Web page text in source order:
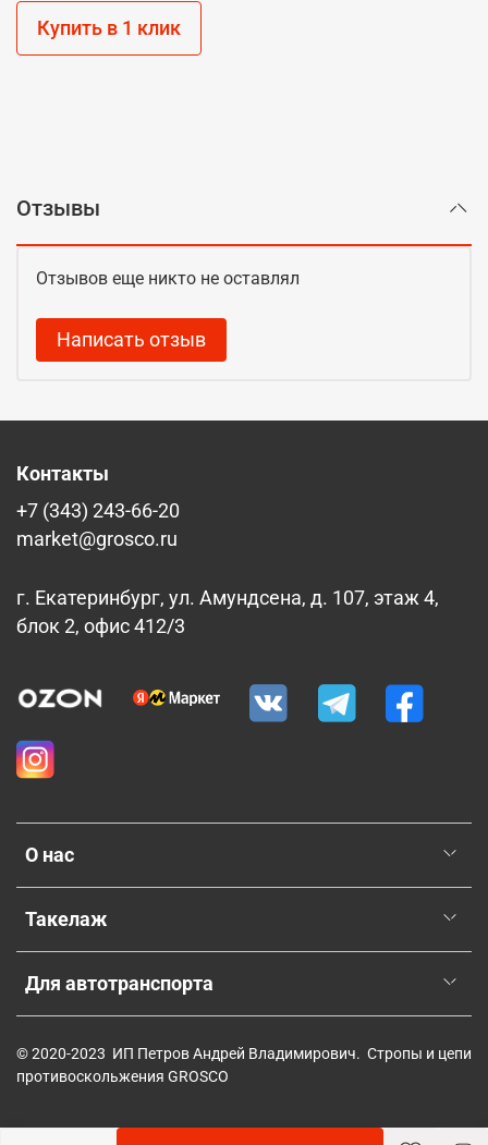
Купить в 1 клик
Отзывы
Отзывов еще никто не оставлял
Написать отзыв
О нас
Такелаж
Для автотранспорта
Контакты
+7 (343) 243-66-20
market@grosco.ru
г. Екатеринбург, ул. Амундсена, д. 107, этаж 4,
блок 2, офис 412/3
© 2020-2023 ИП Петров Андрей Владимирович. Стропы и цепи
противоскольжения GROSCO